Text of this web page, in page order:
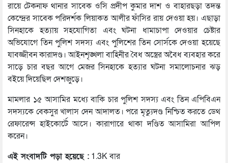
রায়ে টেকনাফ থানার সাবেক ওসি প্রদীপ কুমার দাশ ও বাহারছড়া তদন্ত
কেন্দ্রের সাবেক পরিদর্শক লিয়াকত আলীর ফাঁসির রায় দেওয়া হয়। এছাড়া
সিনহাকে হত্যায় সহযোগিতা এবং ঘটনা ধামাচাপা দেওয়ার চেষ্টার
অভিযোগে তিন পুলিশ সদস্য এবং পুলিশের তিন সোর্সকে দেওয়া হয়েছে
যাবজ্জীবন কারাদণ্ড। আইনশৃঙ্খলা বাহিনীর বৈধ অস্ত্রের অবৈধ ব্যবহার করে
সাড়ে চার বছর আগে মেজর সিনহাকে হত্যার ঘটনা সমালোচনার ঝড়
বইয়ে দিয়েছিল দেশজুড়ে।
মামলার ১৫ আসামির মধ্যে বাকি চার পুলিশ সদস্য এবং তিন এপিবিএন
সদস্যকে বেকসুর খালাস দেন আদালত। পরে মৃত্যুদণ্ড নিশ্চিত করতে ডেথ
রেফারেন্স হাইকোর্টে আসে। কারাগারে থাকা দণ্ডিত আসামিরা আপিল
করেন।
এই সংবাদটি পড়া হয়েছে : 1.3K বার